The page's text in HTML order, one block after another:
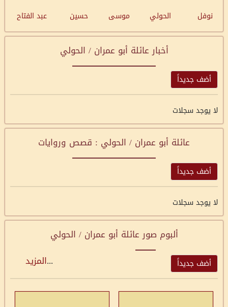
نوفل الحولي موسى حسين عبد الفتاح
أخبار عائلة أبو عمران / الحولي
أضف جديداً
لا يوجد سجلات
عائلة أبو عمران / الحولي : قصص وروايات
أضف جديداً
لا يوجد سجلات
ألبوم صور عائلة أبو عمران / الحولي
أضف جديداً ...المزيد